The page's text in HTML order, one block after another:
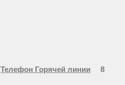
Телефон Горячей линии
8